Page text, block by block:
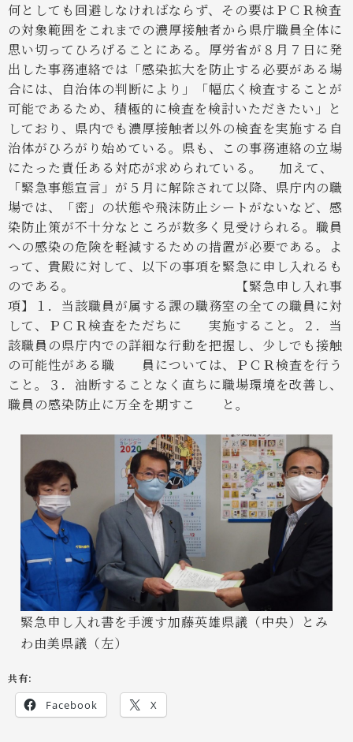
何としても回避しなければならず、その要はＰＣＲ検査
の対象範囲をこれまでの濃厚接触者から県庁職員全体に
思い切ってひろげることにある。 厚労省が８月７日に発
出した事務連絡では「感染拡大を防止する必要がある場
合には、自治体の判断により」「幅広く検査することが
可能であるため、積極的に検査を検討いただきたい」と
しており、県内でも濃厚接触者以外の検査を実施する自
治体がひろがり始めている。県も、この事務連絡の立場
にたった責任ある対応が求められている。
加えて、
「緊急事態宣言」が５月に解除されて以降、県庁内の職
場では、「密」の状態や飛沫防止シートがないなど、感
染防止策が不十分なところが数多く見受けられる。職員
への感染の危険を軽減するための措置が必要である。
よ
って、貴殿に対して、以下の事項を緊急に申し入れるも
のである。
【緊急申し入れ事
項】
１．当該職員が属する課の職務室の全ての職員に対
して、ＰＣＲ検査をただちに 実施すること。
２．当
該職員の県庁内での詳細な行動を把握し、少しでも接触
の可能性がある職 員については、ＰＣＲ検査を行う
こと。
３．油断することなく直ちに職場環境を改善し、
職員の感染防止に万全を期すこ
と。
緊急申し入れ書を手渡す加藤英雄県議（中央）とみ
わ由美県議（左）
共有:
Facebook X